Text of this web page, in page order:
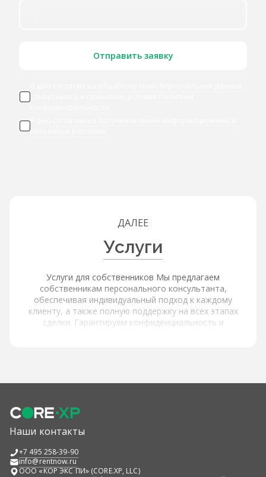
Отправить заявку
ознакомился и принимаю условия
Я даю
рекламных рассылок
ДАЛЕЕ
Услуги
Услуги для собственников Мы предлагаем
собственникам персонального консультанта,
обеспечивая индивидуальный подход к каждому
клиенту, а также полную поддержку на всех этапах
сделки. Гарантируем конфиденциальность и
собственников. Мы предлагаем детальную информацию
высококачественные фотографии и виртуальные туры,
транспортной доступности. Поддержка наших
консультантов включает помощь в подборе
Наши контакты
+7 495 258-39-90
info@rentnow.ru
ООО «КОР ЭКС ПИ» (CORE.XP, LLC)